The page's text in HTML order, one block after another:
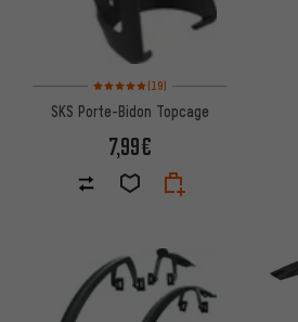
Note moyenne : 5 sur 5 d'après 19 avis
(19)
SKS Porte-Bidon Topcage
7,99€